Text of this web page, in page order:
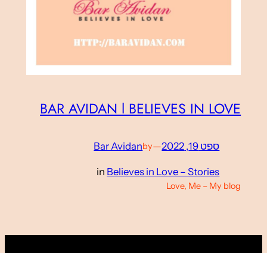
BAR AVIDAN l BELIEVES IN LOVE
ספט 19, 2022 —
by
Bar Avidan
in Believes in Love – Stories
Love, Me – My blog